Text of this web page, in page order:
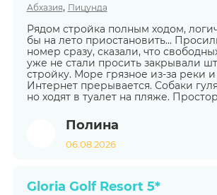
Абхазия, Пицунда
Рядом стройка полным ходом,
бы на лето приостановить...
номер сразу, сказали, что
уже не стали просить закрывали
стройку. Море грязное из-за реки
Интернет прерывается. Собаки
но ходят в туалет на пляже.
Полина
06.08.2026
Gloria Golf Resort 5*